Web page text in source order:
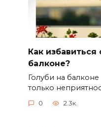
Как избавиться
балконе?
Голуби на
только
0 2.3к.